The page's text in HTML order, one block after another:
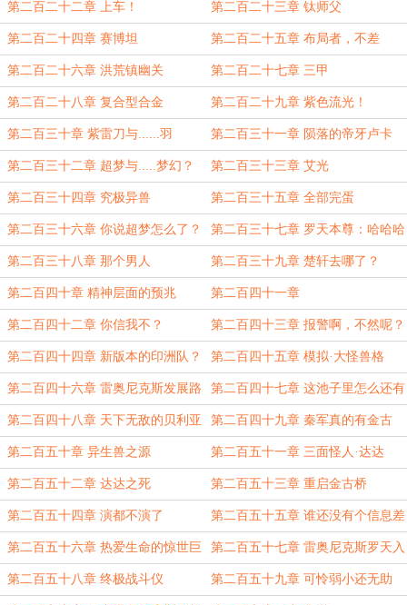
第二百二十二章 上车！ 第二百二十三章 钛师父
第二百二十四章 赛博坦 第二百二十五章 布局者，不差
第二百二十六章 洪荒镇幽关 第二百二十七章 三甲
第二百二十八章 复合型合金 第二百二十九章 紫色流光！
第二百三十章 紫雷刀与......羽 第二百三十一章 陨落的帝牙卢卡
第二百三十二章 超梦与.....梦幻？ 第二百三十三章 艾光
第二百三十四章 究极异兽 第二百三十五章 全部完蛋
第二百三十六章 你说超梦怎么了？ 第二百三十七章 罗天本尊：哈哈哈
哈我回来....我走了
第二百三十八章 那个男人 第二百三十九章 楚轩去哪了？
第二百四十章 精神层面的预兆 第二百四十一章
第二百四十二章 你信我不？ 第二百四十三章 报警啊，不然呢？
第二百四十四章 新版本的印洲队？ 第二百四十五章 模拟·大怪兽格
斗！雷奥尼克斯！
第二百四十六章 雷奥尼克斯发展路
线
第二百四十七章 这池子里怎么还有
贝利亚啊！
第二百四十八章 天下无敌的贝利亚
奥特曼战胜了天上来敌的异生兽
第二百四十九章 秦军真的有金古
桥！！！
第二百五十章 异生兽之源 第二百五十一章 三面怪人·达达
第二百五十二章 达达之死 第二百五十三章 重启金古桥
第二百五十四章 演都不演了 第二百五十五章 谁还没有个信息差
了
第二百五十六章 热爱生命的惊世巨
人！
第二百五十七章 雷奥尼克斯罗天入
队
第二百五十八章 终极战斗仪 第二百五十九章 可怜弱小还无助